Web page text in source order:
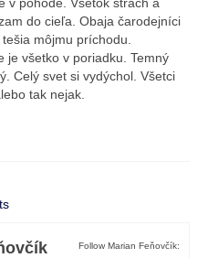
do cieľa. Obaja čarodejníci
môjmu príchodu.
je všetko v poriadku. Temný
Celý svet si vydýchol. Všetci
tak nejak.
Follow Marian Feňovčík: